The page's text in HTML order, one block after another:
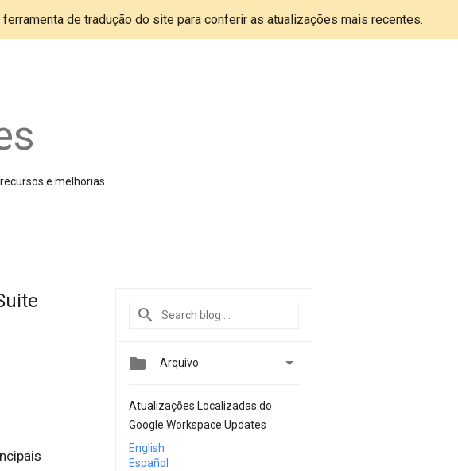
de tradução do site para conferir as atualizações mais recentes.
e melhorias.
 Arquivo 
Atualizações Localizadas do
Google Workspace Updates
English
Español